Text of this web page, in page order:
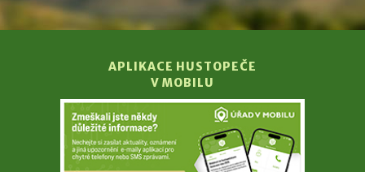
APLIKACE HUSTOPEČE
V MOBILU